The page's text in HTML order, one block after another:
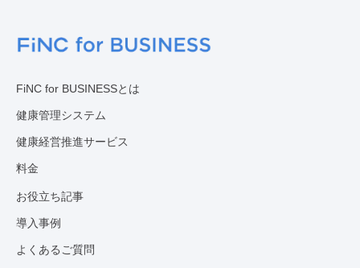
FiNC for BUSINESSとは
健康管理システム
健康経営推進サービス
料金
お役立ち記事
導入事例
よくあるご質問